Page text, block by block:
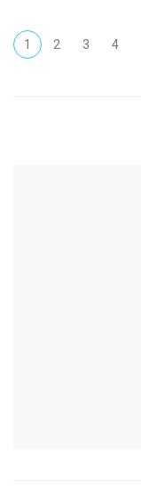
1 2 3 4